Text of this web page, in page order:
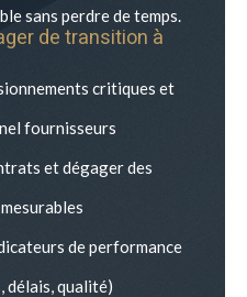
sans perdre de temps.
de transition à
critiques et
fournisseurs
et dégager des
de performance
délais, qualité)